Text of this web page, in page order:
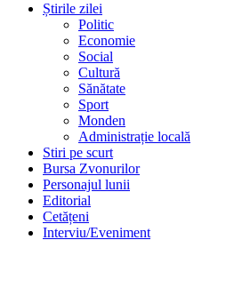
Știrile zilei
Politic
Economie
Social
Cultură
Sănătate
Sport
Monden
Administrație locală
Stiri pe scurt
Bursa Zvonurilor
Personajul lunii
Editorial
Cetățeni
Interviu/Eveniment